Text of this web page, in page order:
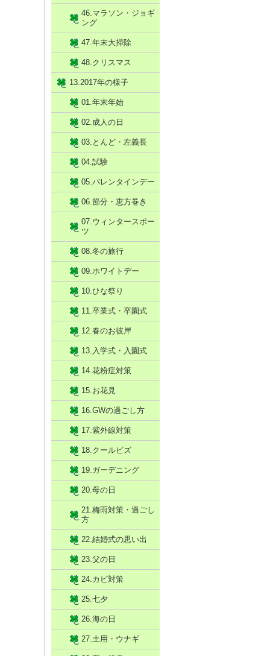
46.マラソン・ジョギ
ング
47.年末大掃除
48.クリスマス
13.2017年の様子
01.年末年始
02.成人の日
03.とんど・左義長
04.試験
05.バレンタインデー
06.節分・恵方巻き
07.ウィンタースポー
ツ
08.冬の旅行
09.ホワイトデー
10.ひな祭り
11.卒業式・卒園式
12.春のお彼岸
13.入学式・入園式
14.花粉症対策
15.お花見
16.GWの過ごし方
17.紫外線対策
18.クールビズ
19.ガーデニング
20.母の日
21.梅雨対策・過ごし
方
22.結婚式の思い出
23.父の日
24.カビ対策
25.七夕
26.海の日
27.土用・ウナギ